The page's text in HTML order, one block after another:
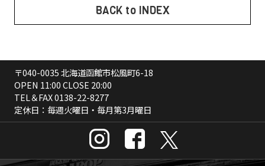
BACK to INDEX
〒040-0035 北海道函館市松風町6-18
OPEN 11:00 CLOSE 20:00
TEL＆FAX0138-22-8277
定休日：毎週火曜日・毎月第3月曜日